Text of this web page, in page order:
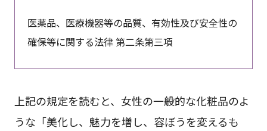
医薬品、医療機器等の品質、有効性及び安全性の
確保等に関する法律 第二条第三項
上記の規定を読むと、女性の一般的な化粧品のよ
うな「美化し、魅力を増し、容ぼうを変えるも